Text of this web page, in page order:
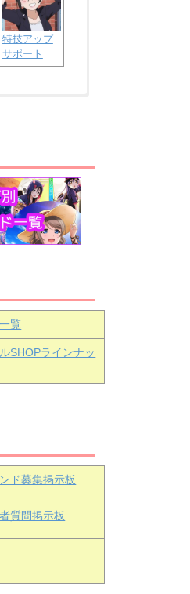
特技アップ
サポート
渡辺曜
国木田花丸
優木せつ菜
桜坂しずく
エマ・ヴェ
覧
SHOPラインナッ
ド募集掲示板
質問掲示板